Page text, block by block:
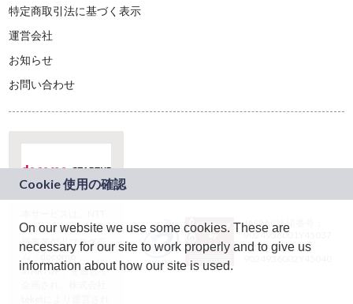
特定商取引法に基づく表示
運営会社
お知らせ
お問い合わせ
ドコモグループの新
規事業創出プログラ
ム「docomo
STARTUP」を通じて
JASRAC許諾番号：
9024936001Y45037
JASRAC許諾番号：
On our website we use some cookies. These are
necessary for our site to work properly and to give us
information about how our site is used.